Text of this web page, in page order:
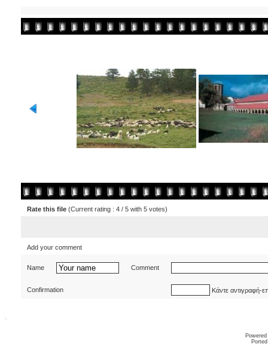
Rate this file (Current rating : 4 / 5 with 5 votes)
Add your comment
Name Comment
Confirmation Κάντε αντιγραφή-